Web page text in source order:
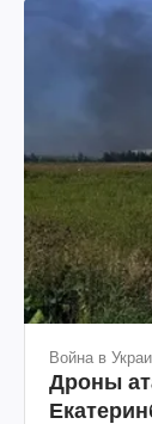
Война в
Дроны